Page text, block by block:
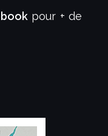
pour + de